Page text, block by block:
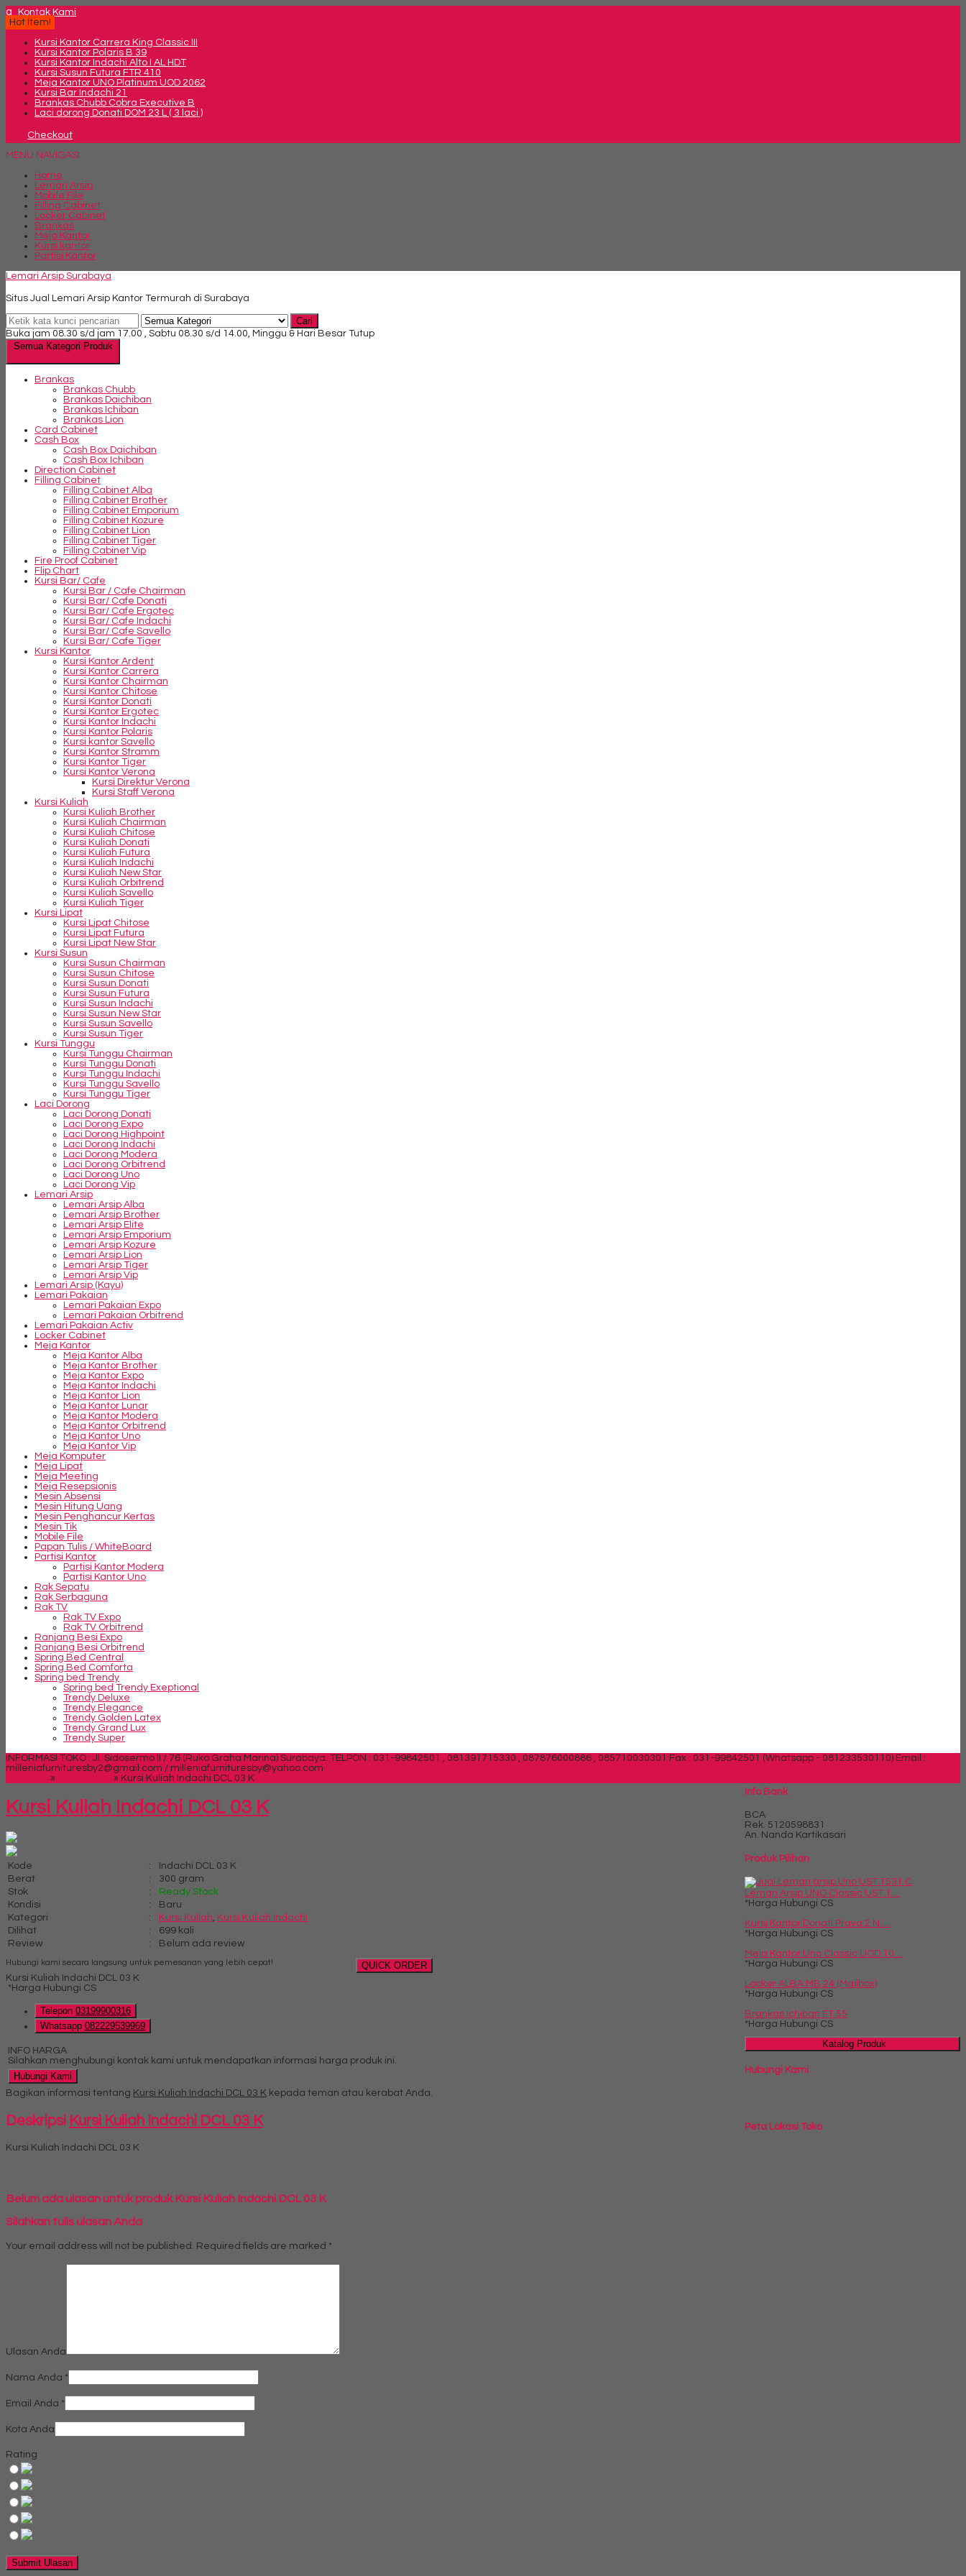
q
Kontak Kami
Hot Item!
Kursi Kantor Carrera King Classic III
Kursi Kantor Polaris B 39
Kursi Kantor Indachi Alto I AL HDT
Kursi Susun Futura FTR 410
Meja Kantor UNO Platinum UOD 2062
Kursi Bar Indachi 21
Brankas Chubb Cobra Executive B
Laci dorong Donati DOM 23 L ( 3 laci )
Checkout
MENU NAVIGASI
Home
Lemari Arsip
Mobile File
Filling Cabinet
Locker Cabinet
Brankas
Meja Kantor
Kursi kantor
Partisi Kantor
Lemari Arsip Surabaya
Situs Jual Lemari Arsip Kantor Termurah di Surabaya
Cari
Buka jam 08.30 s/d jam 17.00 , Sabtu 08.30 s/d 14.00, Minggu & Hari Besar Tutup
Semua Kategori Produk
Brankas
Brankas Chubb
Brankas Daichiban
Brankas Ichiban
Brankas Lion
Card Cabinet
Cash Box
Cash Box Daichiban
Cash Box Ichiban
Direction Cabinet
Filling Cabinet
Filling Cabinet Alba
Filling Cabinet Brother
Filling Cabinet Emporium
Filling Cabinet Kozure
Filling Cabinet Lion
Filling Cabinet Tiger
Filling Cabinet Vip
Fire Proof Cabinet
Flip Chart
Kursi Bar/ Cafe
Kursi Bar / Cafe Chairman
Kursi Bar/ Cafe Donati
Kursi Bar/ Cafe Ergotec
Kursi Bar/ Cafe Indachi
Kursi Bar/ Cafe Savello
Kursi Bar/ Cafe Tiger
Kursi Kantor
Kursi Kantor Ardent
Kursi Kantor Carrera
Kursi Kantor Chairman
Kursi Kantor Chitose
Kursi Kantor Donati
Kursi Kantor Ergotec
Kursi Kantor Indachi
Kursi Kantor Polaris
Kursi kantor Savello
Kursi Kantor Stramm
Kursi Kantor Tiger
Kursi Kantor Verona
Kursi Direktur Verona
Kursi Staff Verona
Kursi Kuliah
Kursi Kuliah Brother
Kursi Kuliah Chairman
Kursi Kuliah Chitose
Kursi Kuliah Donati
Kursi Kuliah Futura
Kursi Kuliah Indachi
Kursi Kuliah New Star
Kursi Kuliah Orbitrend
Kursi Kuliah Savello
Kursi Kuliah Tiger
Kursi Lipat
Kursi Lipat Chitose
Kursi Lipat Futura
Kursi Lipat New Star
Kursi Susun
Kursi Susun Chairman
Kursi Susun Chitose
Kursi Susun Donati
Kursi Susun Futura
Kursi Susun Indachi
Kursi Susun New Star
Kursi Susun Savello
Kursi Susun Tiger
Kursi Tunggu
Kursi Tunggu Chairman
Kursi Tunggu Donati
Kursi Tunggu Indachi
Kursi Tunggu Savello
Kursi Tunggu Tiger
Laci Dorong
Laci Dorong Donati
Laci Dorong Expo
Laci Dorong Highpoint
Laci Dorong Indachi
Laci Dorong Modera
Laci Dorong Orbitrend
Laci Dorong Uno
Laci Dorong Vip
Lemari Arsip
Lemari Arsip Alba
Lemari Arsip Brother
Lemari Arsip Elite
Lemari Arsip Emporium
Lemari Arsip Kozure
Lemari Arsip Lion
Lemari Arsip Tiger
Lemari Arsip Vip
Lemari Arsip (Kayu)
Lemari Pakaian
Lemari Pakaian Expo
Lemari Pakaian Orbitrend
Lemari Pakaian Activ
Locker Cabinet
Meja Kantor
Meja Kantor Alba
Meja Kantor Brother
Meja Kantor Expo
Meja Kantor Indachi
Meja Kantor Lion
Meja Kantor Lunar
Meja Kantor Modera
Meja Kantor Orbitrend
Meja Kantor Uno
Meja Kantor Vip
Meja Komputer
Meja Lipat
Meja Meeting
Meja Resepsionis
Mesin Absensi
Mesin Hitung Uang
Mesin Penghancur Kertas
Mesin Tik
Mobile File
Papan Tulis / WhiteBoard
Partisi Kantor
Partisi Kantor Modera
Partisi Kantor Uno
Rak Sepatu
Rak Serbaguna
Rak TV
Rak TV Expo
Rak TV Orbitrend
Ranjang Besi Expo
Ranjang Besi Orbitrend
Spring Bed Central
Spring Bed Comforta
Spring bed Trendy
Spring bed Trendy Exeptional
Trendy Deluxe
Trendy Elegance
Trendy Golden Latex
Trendy Grand Lux
Trendy Super
INFORMASI TOKO : Jl. Sidosermo II / 76 (Ruko Graha Marina) Surabaya. TELPON : 031-99842501 , 081391715330 , 087876000886 , 085710030301 Fax : 031-99842501 (Whatsapp - 081233530110) Email :
milleniafurnituresby2@gmail.com / milleniafurnituresby@yahoo.com
» » Kursi Kuliah Indachi DCL 03 K
Kursi Kuliah Indachi DCL 03 K
Kode :
Indachi DCL 03 K
Berat
:
300 gram
Stok
:
Ready Stock
Kondisi
:
Baru
Kategori
: Kursi Kuliah Kursi Kuliah Indachi
Dilihat
:
699 kali
Review
: Belum ada review
QUICK ORDER
Hubungi kami secara langsung untuk pemesanan yang lebih cepat!
Kursi Kuliah Indachi DCL 03 K
*Harga Hubungi CS
Telepon 03199900316
Whatsapp 082229539969
INFO HARGA
Silahkan menghubungi kontak kami untuk mendapatkan informasi harga produk ini.
Hubungi Kami
Bagikan informasi tentang Kursi Kuliah Indachi DCL 03 K kepada teman atau kerabat Anda.
Deskripsi Kursi Kuliah Indachi DCL 03 K
Kursi Kuliah Indachi DCL 03 K
Belum ada ulasan untuk produk Kursi Kuliah Indachi DCL 03 K
Silahkan tulis ulasan Anda
Your email address will not be published. Required fields are marked *
Ulasan Anda
Nama Anda *
Email Anda *
Kota Anda
Rating
Info Bank
BCA
Rek. 5120598831
An. Nanda Kartikasari
Produk Pilihan
Lemari Arsip UNO Classic UST 1....
*Harga Hubungi CS
Kursi Kantor Donati Prava 2 N ....
*Harga Hubungi CS
Meja Kantor Uno Classic UOD 10....
*Harga Hubungi CS
Locker ALBA MB 24 (Mailbox)
*Harga Hubungi CS
Brankas Ichiban FT 55
*Harga Hubungi CS
Katalog Produk
Hubungi Kami
Peta Lokasi Toko